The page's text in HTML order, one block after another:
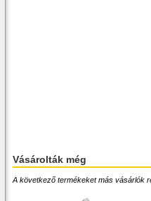
Vásárolták még
A következő termékeket más vásárlók